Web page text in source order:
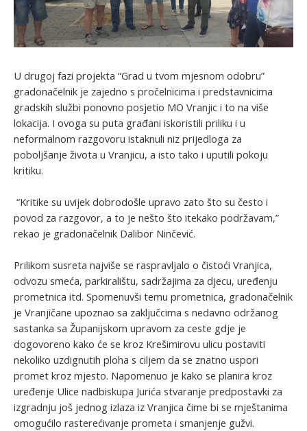
U drugoj fazi projekta “Grad u tvom mjesnom odobru”
gradonačelnik je zajedno s pročelnicima i predstavnicima
gradskih službi ponovno posjetio MO Vranjic i to na više
lokacija. I ovoga su puta građani iskoristili priliku i u
neformalnom razgovoru istaknuli niz prijedloga za
poboljšanje života u Vranjicu, a isto tako i uputili pokoju
kritiku.
“Kritike su uvijek dobrodošle upravo zato što su često i
povod za razgovor, a to je nešto što itekako podržavam,”
rekao je gradonačelnik Dalibor Ninčević.
Prilikom susreta najviše se raspravljalo o čistoći Vranjica,
odvozu smeća, parkiralištu, sadržajima za djecu, uređenju
prometnica itd. Spomenuvši temu prometnica, gradonačelnik
je Vranjičane upoznao sa zaključcima s nedavno održanog
sastanka sa Županijskom upravom za ceste gdje je
dogovoreno kako će se kroz Krešimirovu ulicu postaviti
nekoliko uzdignutih ploha s ciljem da se znatno uspori
promet kroz mjesto. Napomenuo je kako se planira kroz
uređenje Ulice nadbiskupa Jurića stvaranje predpostavki za
izgradnju još jednog izlaza iz Vranjica čime bi se mještanima
omogućilo rasterećivanje prometa i smanjenje gužvi.